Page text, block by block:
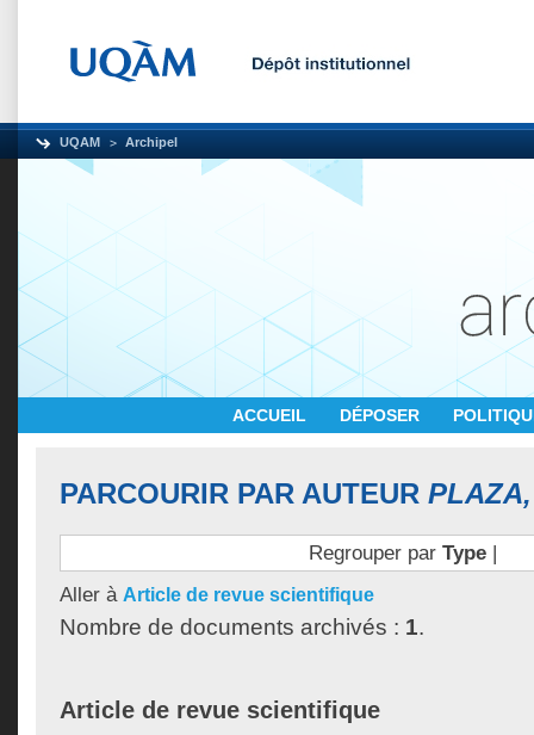
UQAM Archipel
ACCUEIL DÉPOSER
PARCOURIR PAR AUTEUR
Regrouper par Type|
Aller à Article de revue scientifique
Nombre de documents archivés : 1.
Article de revue scientifique